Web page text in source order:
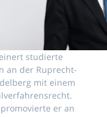
studierte
an der Ruprecht-
mit einem
er an